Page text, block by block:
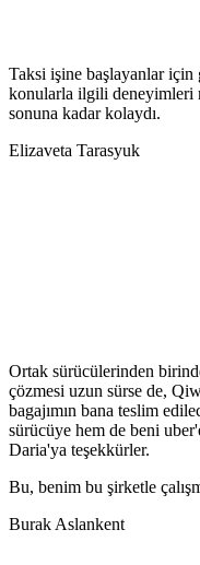
Taksi işine başlayanlar
konularla ilgili deneyimleri
sonuna kadar kolaydı.
Elizaveta Tarasyuk
Ortak sürücülerinden
çözmesi uzun sürse de,
bagajımın bana teslim
sürücüye hem de beni
Daria'ya teşekkürler.
Bu, benim bu şirketle
Burak Aslankent